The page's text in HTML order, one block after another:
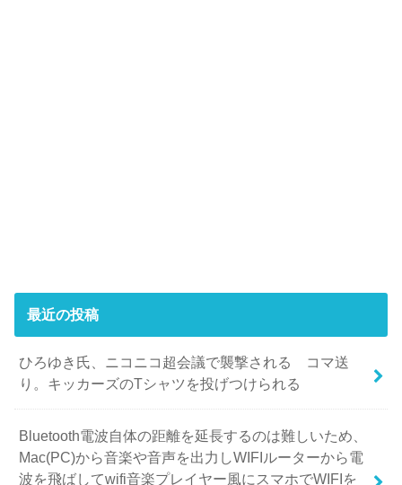
最近の投稿
ひろゆき氏、ニコニコ超会議で襲撃される コマ送
り。キッカーズのTシャツを投げつけられる
Bluetooth電波自体の距離を延長するのは難しいため、
Mac(PC)から音楽や音声を出力しWIFIルーターから電
波を飛ばしてwifi音楽プレイヤー風にスマホでWIFIを